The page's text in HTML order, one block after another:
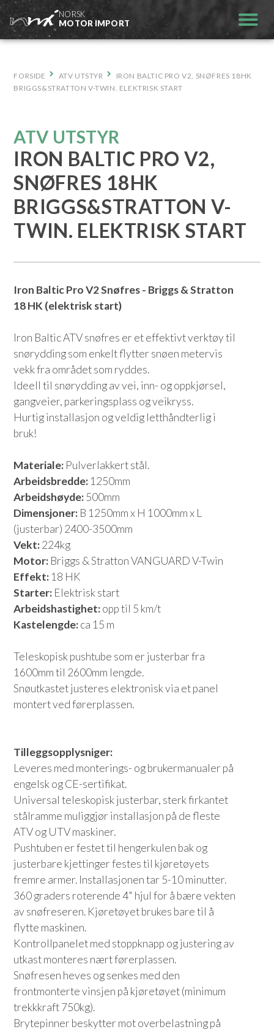
Hopp
til
innhold
NORSK
MOTOR IMPORT
FORSIDE ATV UTSTYR
IRON BALTIC PRO V2, SNØFRES 18HK
BRIGGS&STRATTON V-TWIN. ELEKTRISK START
ATV UTSTYR
IRON BALTIC PRO V2,
SNØFRES 18HK
BRIGGS&STRATTON V-
TWIN. ELEKTRISK START
Iron Baltic Pro V2 Snøfres - Briggs & Stratton
18 HK (elektrisk start)
Iron Baltic ATV snøfres er et effektivt verktøy til
snørydding som enkelt flytter snøen metervis
vekk fra området som ryddes.
Ideell til snørydding av vei, inn- og oppkjørsel,
gangveier, parkeringsplass og veikryss.
Hurtig installasjon og veldig letthåndterlig i
bruk!
Materiale: Pulverlakkert stål.
Arbeidsbredde:1250mm
Arbeidshøyde:500mm
Dimensjoner: B 1250mm x H 1000mm x L
(justerbar) 2400-3500mm
Vekt:224kg
Motor: Briggs & Stratton VANGUARD V-Twin
Effekt:18 HK
Starter: Elektrisk start
Arbeidshastighet:opp til 5 km/t
Kastelengde:ca 15 m
Teleskopisk pushtube som er justerbar fra
1600mm til 2600mm lengde.
Snøutkastet justeres elektronisk via et panel
montert ved førerplassen.
Tilleggsopplysniger:
Leveres med monterings- og brukermanualer på
engelsk og CE-sertifikat.
Universal teleskopisk justerbar, sterk firkantet
stålramme muliggjør installasjon på de fleste
ATV og UTV maskiner.
Pushtuben er festet til hengerkulen bak og
justerbare kjettinger festes til kjøretøyets
fremre armer. Installasjonen tar 5-10 minutter.
360 graders roterende 4" hjul for å bære vekten
av snøfreseren. Kjøretøyet brukes bare til å
flytte maskinen.
Kontrollpanelet med stoppknapp og justering av
utkast monteres nært førerplassen.
Snøfresen heves og senkes med den
frontmonterte vinsjen på kjøretøyet (minimum
trekkkraft 750kg).
Brytepinner beskytter mot overbelastning på